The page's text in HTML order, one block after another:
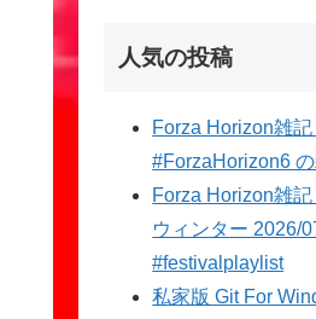
人気の投稿
Forza Horizon雑
#ForzaHorizon6
Forza Horizon雑
ウィンター 2026/
#festivalplaylist
私家版 Git For